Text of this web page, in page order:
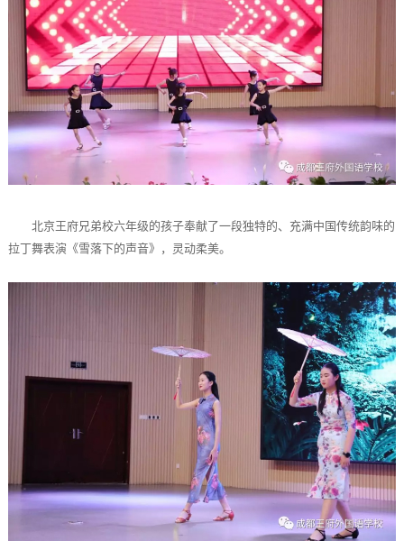
北京王府兄弟校六年级的孩子奉献了一段独特的、充满中国传统韵味的
拉丁舞表演《雪落下的声音》，灵动柔美。